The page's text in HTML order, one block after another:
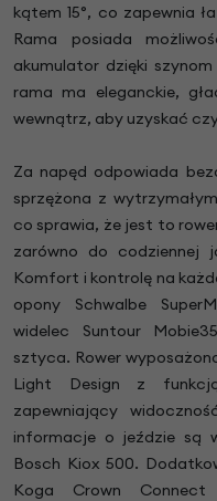
kątem 15°, co zapewnia
Rama posiada
akumulator dzięki szynom
rama ma eleganckie,
wewnątrz, aby uzyskać
Za napęd odpowiada
sprzężona z
co sprawia, że jest to
zarówno do codziennej
Komfort i kontrolę na
opony Schwalbe
widelec Suntour
sztyca. Rower
Light Design z
zapewniający
informacje o jeździe są
Bosch Kiox 500.
Koga Crown Connect